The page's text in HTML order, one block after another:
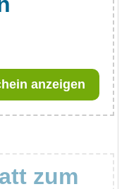
anzeigen
zum